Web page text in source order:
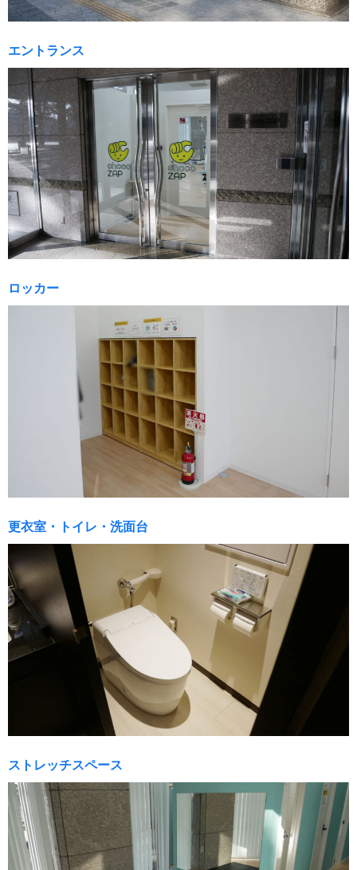
エントランス
ロッカー
更衣室・トイレ・洗面台
ストレッチスペース